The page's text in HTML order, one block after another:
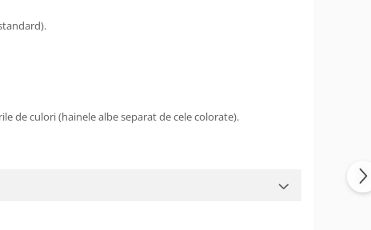
de culori (hainele albe separat de cele colorate).